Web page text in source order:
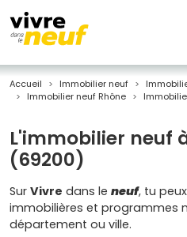
Accueil Immobilier neuf
Immobilier neuf Rhône
L'immobilier neuf
(69200)
Sur Vivre dans le neuf, tu
immobilières et programmes
département ou ville.